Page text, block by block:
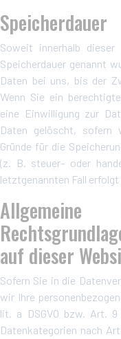
Speicherdauer
Soweit innerhalb dieser
Speicherdauer genannt
Daten bei uns, bis der
Wenn Sie ein
eine Einwilligung zur
Daten gelöscht, sofern
Gründe für die
(z. B. steuer- oder
letztgenannten Fall
auf dieser
Sofern Sie in die
wir Ihre
lit. a DSGVO bzw. Art.
Datenkategorien nach